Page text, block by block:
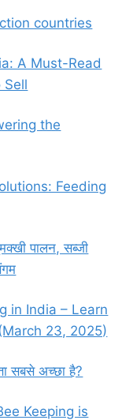
countries
A Must-Read
Sell
the
Feeding
पालन, सब्जी
in India – Learn
23, 2025)
सबसे अच्छा है?
Keeping is